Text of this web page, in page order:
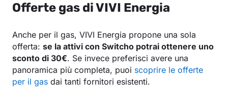
Offerte gas di VIVI Energia
Anche per il gas, VIVI Energia propone una sola
offerta: se la attivi con Switcho potrai ottenere uno
sconto di 30€. Se invece preferisci avere una
panoramica più completa, puoi scoprire le offerte
per il gas dai tanti fornitori esistenti.